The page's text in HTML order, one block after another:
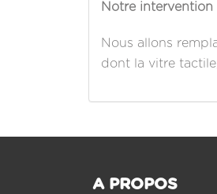
Notre intervention
Nous allons
dont la vitre
A PROPOS